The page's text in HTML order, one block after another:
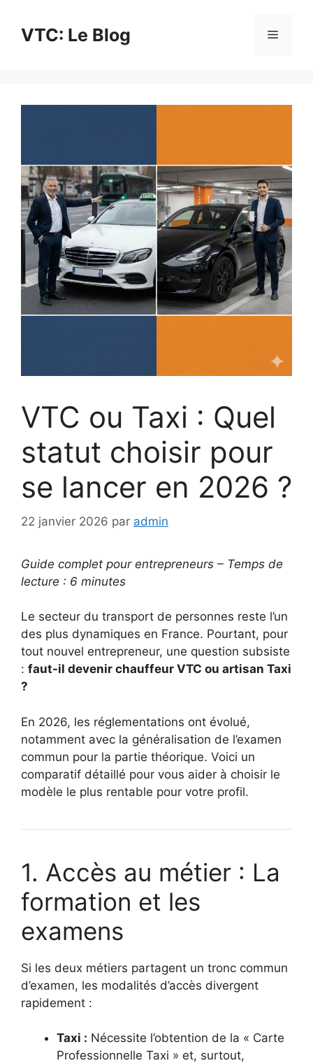
contenuVTC: Le Blog Menu
VTC ou Taxi : Quel
statut choisir pour
se lancer en 2026 ?
22 janvier 2026 par admin
Guide complet pour entrepreneurs – Temps de
lecture : 6 minutes
Le secteur du transport de personnes reste l’un
des plus dynamiques en France. Pourtant, pour
tout nouvel entrepreneur, une question subsiste
: faut-il devenir chauffeur VTC ou artisan Taxi
?
En 2026, les réglementations ont évolué,
notamment avec la généralisation de l’examen
commun pour la partie théorique. Voici un
comparatif détaillé pour vous aider à choisir le
modèle le plus rentable pour votre profil.
1. Accès au métier : La
formation et les
examens
Si les deux métiers partagent un tronc commun
d’examen, les modalités d’accès divergent
rapidement :
Taxi : Nécessite l’obtention de la « Carte
Professionnelle Taxi » et, surtout,